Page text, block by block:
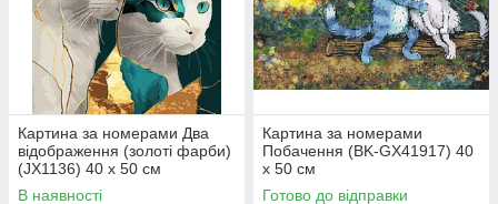
Картина за номерами Два
відображення (золоті фарби)
(JX1136) 40 х 50 см
В наявності
Картина за номерами
Побачення (BK-GX41917) 40
х 50 см
Готово до відправки